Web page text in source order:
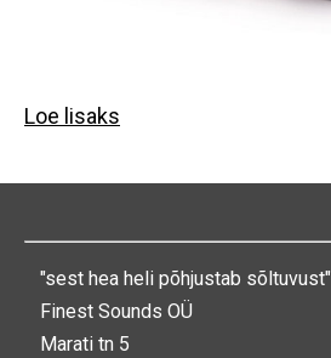
Loe lisaks
"sest hea heli põhjustab sõltuvust"
Finest Sounds OÜ
Marati tn 5